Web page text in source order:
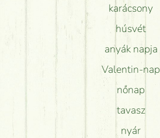
karácsony
húsvét
anyák napja
Valentin-nap
nőnap
tavasz
nyár